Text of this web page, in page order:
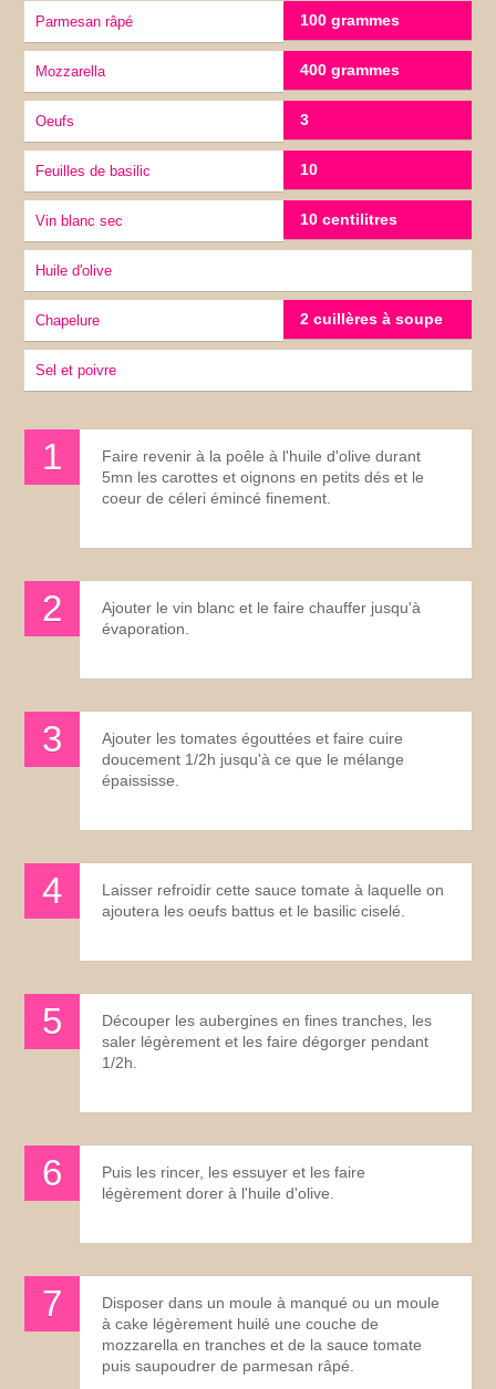
Parmesan râpé 100 grammes
Mozzarella 400 grammes
Oeufs 3
Feuilles de basilic 10
vin blanc sec 10 centilitres
Huile d'olive
chapelure 2 cuillères à soupe
sel et poivre
Faire revenir à la poêle à l'huile d'olive durant
5mn les carottes et oignons en petits dés et le
coeur de céleri émincé finement.
Ajouter le vin blanc et le faire chauffer jusqu'à
évaporation.
Ajouter les tomates égouttées et faire cuire
doucement 1/2h jusqu'à ce que le mélange
épaississe.
Laisser refroidir cette sauce tomate à laquelle on
ajoutera les oeufs battus et le basilic ciselé.
Découper les aubergines en fines tranches, les
saler légèrement et les faire dégorger pendant
1/2h.
Puis les rincer, les essuyer et les faire
légèrement dorer à l'huile d'olive.
Disposer dans un moule à manqué ou un moule
à cake légèrement huilé une couche de
mozzarella en tranches et de la sauce tomate
puis saupoudrer de parmesan râpé.